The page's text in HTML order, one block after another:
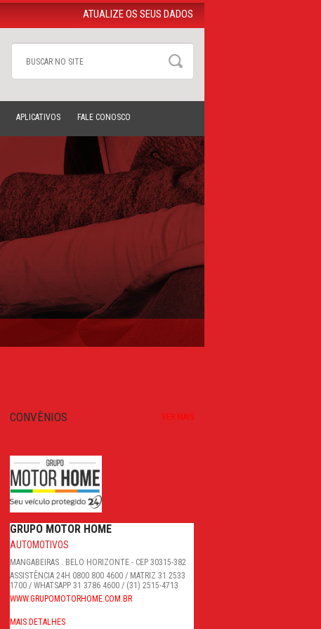
ATUALIZE OS SEUS DADOS
APLICATIVOS FALE CONOSCO
CONVÊNIOS VER MAIS
GRUPO MOTOR HOME
AUTOMOTIVOS
MANGABEIRAS . BELO HORIZONTE - CEP 30315-382
ASSISTÊNCIA 24H 0800 800 4600 / MATRIZ 31 2533
1700 / WHATSAPP 31 3786 4600 / (31) 2515-4713
WWW.GRUPOMOTORHOME.COM.BR
MAIS DETALHES